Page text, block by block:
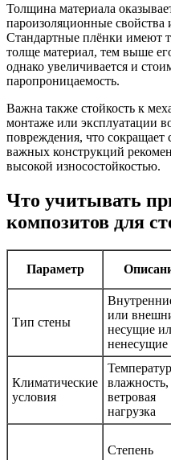
Толщина материала
пароизоляционные
Стандартные плёнки имеют
толще материал, тем выше
однако увеличивается и
паропроницаемость.
Важна также стойкость к
монтаже или эксплуатации
повреждения, что
важных конструкций
высокой износостойкостью.
Что учитывать
композитов для
Параметр
Тип стены
или
несущие
ненесущие
Климатические
условия
влажность,
ветровая
нагрузка
Степень